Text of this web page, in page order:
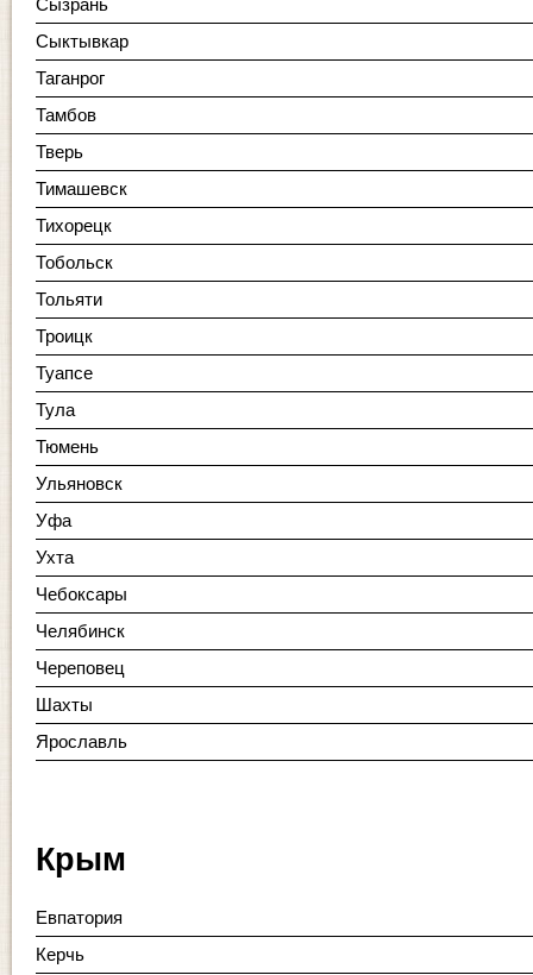
Сызрань
Сыктывкар
Таганрог
Тамбов
Тверь
Тимашевск
Тихорецк
Тобольск
Тольяти
Троицк
Туапсе
Тула
Тюмень
Ульяновск
Уфа
Ухта
Чебоксары
Челябинск
Череповец
Шахты
Ярославль
Крым
Евпатория
Керчь